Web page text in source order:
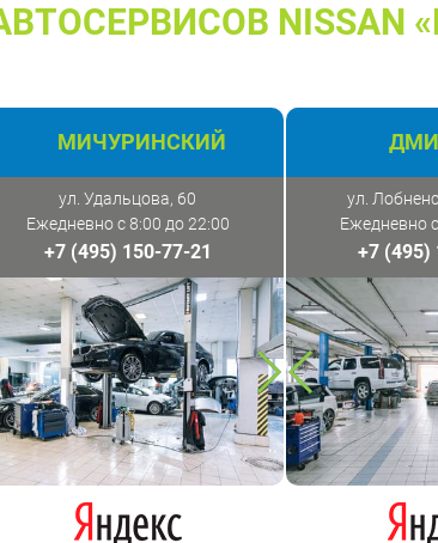
NISSAN
МИЧУРИНСКИЙ
ул. Удальцова, 60
Ежедневно с 8:00 до 22:00
+7 (495) 150-77-21
ул.
Ежедневно
+7 (495)